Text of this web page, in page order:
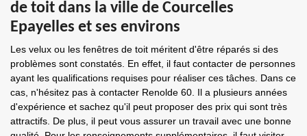
de toit dans la ville de Courcelles
Epayelles et ses environs
Les velux ou les fenêtres de toit méritent d'être réparés si des
problèmes sont constatés. En effet, il faut contacter de personnes
ayant les qualifications requises pour réaliser ces tâches. Dans ce
cas, n'hésitez pas à contacter Renolde 60. Il a plusieurs années
d'expérience et sachez qu'il peut proposer des prix qui sont très
attractifs. De plus, il peut vous assurer un travail avec une bonne